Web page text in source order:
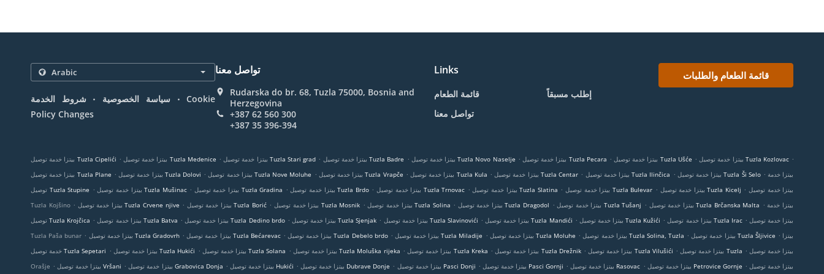
سياسة الخصوصية . شروط الخدمة .
Cookie
Policy Changes
تواصل معنا
Rudarska do br. 68, Tuzla 75000, Bosnia and
Herzegovina
+387 62 560 300
+387 35 396-394
Links
قائمة الطعام
إطلب مسبقاً
تواصل معنا
قائمة الطعام والطلبات
بيتزا خدمة توصيل Tuzla Cipelići . بيتزا خدمة توصيل Tuzla Medenice . بيتزا خدمة توصيل Tuzla Stari grad . بيتزا خدمة توصيل Tuzla Badre . بيتزا خدمة توصيل Tuzla Novo Naselje . بيتزا خدمة توصيل Tuzla Pecara . بيتزا خدمة توصيل Tuzla Ušće . بيتزا خدمة توصيل Tuzla Kozlovac .
بيتزا خدمة توصيل Tuzla Plane . بيتزا خدمة توصيل Tuzla Dolovi . بيتزا خدمة توصيل Tuzla Nove Moluhe . بيتزا خدمة توصيل Tuzla Vrapče . بيتزا خدمة توصيل Tuzla Kula . بيتزا خدمة توصيل Tuzla Centar . بيتزا خدمة توصيل Tuzla Ilinčica . بيتزا خدمة توصيل Tuzla Ši Selo . بيتزا خدمة
توصيل Tuzla Stupine . بيتزا خدمة توصيل Tuzla Mušinac . بيتزا خدمة توصيل Tuzla Gradina . بيتزا خدمة توصيل Tuzla Brdo . بيتزا خدمة توصيل Tuzla Trnovac . بيتزا خدمة توصيل Tuzla Slatina . بيتزا خدمة توصيل Tuzla Bulevar . بيتزا خدمة توصيل Tuzla Kicelj . بيتزا خدمة توصيل
Tuzla Kojšino . بيتزا خدمة توصيل Tuzla Crvene njive . بيتزا خدمة توصيل Tuzla Borić . بيتزا خدمة توصيل Tuzla Mosnik . بيتزا خدمة توصيل Tuzla Solina . بيتزا خدمة توصيل Tuzla Dragodol . بيتزا خدمة توصيل Tuzla Tušanj . بيتزا خدمة توصيل Tuzla Brčanska Malta . بيتزا خدمة
توصيل Tuzla Krojčica . بيتزا خدمة توصيل Tuzla Batva . بيتزا خدمة توصيل Tuzla Dedino brdo . بيتزا خدمة توصيل Tuzla Sjenjak . بيتزا خدمة توصيل Tuzla Slavinovići . بيتزا خدمة توصيل Tuzla Mandići . بيتزا خدمة توصيل Tuzla Kužići . بيتزا خدمة توصيل Tuzla Irac . بيتزا خدمة توصيل
Tuzla Paša bunar . بيتزا خدمة توصيل Tuzla Gradovrh . بيتزا خدمة توصيل Tuzla Bećarevac . بيتزا خدمة توصيل Tuzla Debelo brdo . بيتزا خدمة توصيل Tuzla Miladije . بيتزا خدمة توصيل Tuzla Moluhe . بيتزا خدمة توصيل Tuzla Solina, Tuzla . بيتزا خدمة توصيل Tuzla Šljivice . بيتزا
خدمة توصيل Tuzla Sepetari . بيتزا خدمة توصيل Tuzla Hukići . بيتزا خدمة توصيل Tuzla Solana . بيتزا خدمة توصيل Tuzla Moluška rijeka . بيتزا خدمة توصيل Tuzla Kreka . بيتزا خدمة توصيل Tuzla Drežnik . بيتزا خدمة توصيل Tuzla Vilušići . بيتزا خدمة توصيل Tuzla . بيتزا خدمة توصيل
Orašje . بيتزا خدمة توصيل Vršani . بيتزا خدمة توصيل Grabovica Donja . بيتزا خدمة توصيل Hukići . بيتزا خدمة توصيل Dubrave Donje . بيتزا خدمة توصيل Pasci Donji . بيتزا خدمة توصيل Pasci Gornji . بيتزا خدمة توصيل Rasovac . بيتزا خدمة توصيل Petrovice Gornje . بيتزا خدمة توصيل